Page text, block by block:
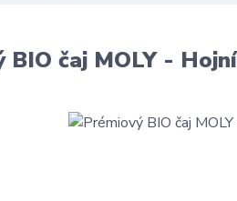
BIO čaj MOLY -